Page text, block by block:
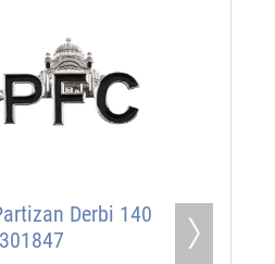
Derbi 140
301847
Next